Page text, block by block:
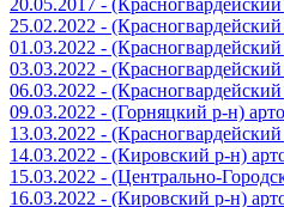
25.02.2022 -
01.03.2022 -
03.03.2022 -
06.03.2022 -
09.03.2022 - (Горняцкий р-н)
13.03.2022 -
14.03.2022 - (Кировский р-н)
15.03.2022 - (Центрально-
16.03.2022 - (Кировский р-н)